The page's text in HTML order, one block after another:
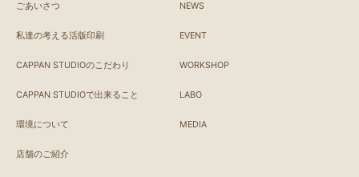
ごあいさつ
私達の考える活版印刷
CAPPAN STUDIOのこだわり
CAPPAN STUDIOで出来ること
環境について
店舗のご紹介
NEWS
EVENT
WORKSHOP
LABO
MEDIA